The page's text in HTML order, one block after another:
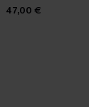
47,00 €